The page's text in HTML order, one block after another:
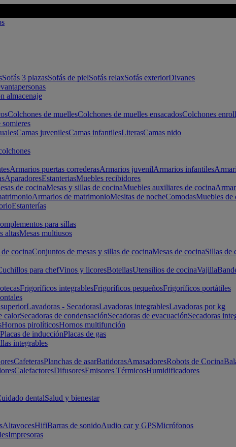
Sofás 3 plazasSofás de pielSofás relaxSofás exteriorDivanes
almacenaje
Colchones de muellesColchones de muelles ensacadosColchones
somieres
Camas juvenilesCamas infantilesLiterasCamas nido
Armarios puertas correderasArmarios juvenilArmarios infantiles
AparadoresEstanteriasMuebles recibidores
de cocinaMesas y sillas de cocinaMuebles auxiliares de cocina
Armarios de matrimonioMesitas de nocheComodasMuebles
Estanterías
para sillas
altasMesas multiusos
cocinaConjuntos de mesas y sillas de cocinaMesas de cocinaSillas de
para chefVinos y licoresBotellasUtensilios de cocinaVajilla
Frigoríficos integrablesFrigoríficos pequeñosFrigoríficos portátiles
Lavadoras - SecadorasLavadoras integrablesLavadoras por kg
calorSecadoras de condensaciónSecadoras de evacuaciónSecadoras
Hornos pirolíticosHornos multifunción
Placas de inducciónPlacas de gas
integrables
CafeterasPlanchas de asarBatidorasAmasadoresRobots de Cocina
CalefactoresDifusoresEmisores TérmicosHumidificadores
dentalSalud y bienestar
AltavocesHifiBarras de sonidoAudio car y GPSMicrófonos
Impresoras